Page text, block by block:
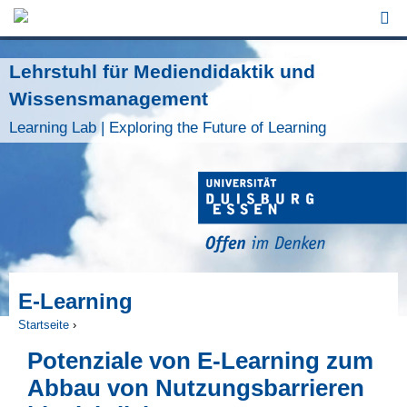
Jump to Navigation
Lehrstuhl für Mediendidaktik und
Wissensmanagement
Learning Lab | Exploring the Future of Learning
E-Learning
Sie sind hier
Startseite ›
Potenziale von E-Learning zum
Abbau von Nutzungsbarrieren